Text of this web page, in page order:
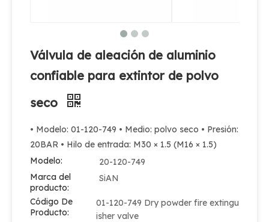
Válvula de aleación de aluminio
confiable para extintor de polvo
seco
• Modelo: 01-120-749 • Medio: polvo seco • Presión:
20BAR • Hilo de entrada: M30 × 1.5 (M16 × 1.5)
Modelo:
20-120-749
Marca del
producto:
SiAN
Código De
Producto:
01-120-749 Dry powder fire extingu
isher valve